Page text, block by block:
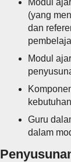
Modul
(yang
dan
Modul
Guru
dalam